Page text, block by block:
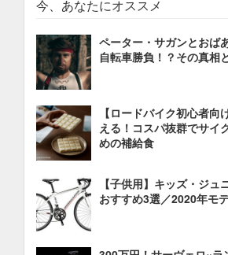
今、あなたにオススメ
ペーター・サガンとおば
自転車勝負！？その真相
【ロードバイク初心者向
える！コスパ抜群でサイ
めの補給食
【子供用】キッズ・ジュ
おすすめ3選／2020年モ